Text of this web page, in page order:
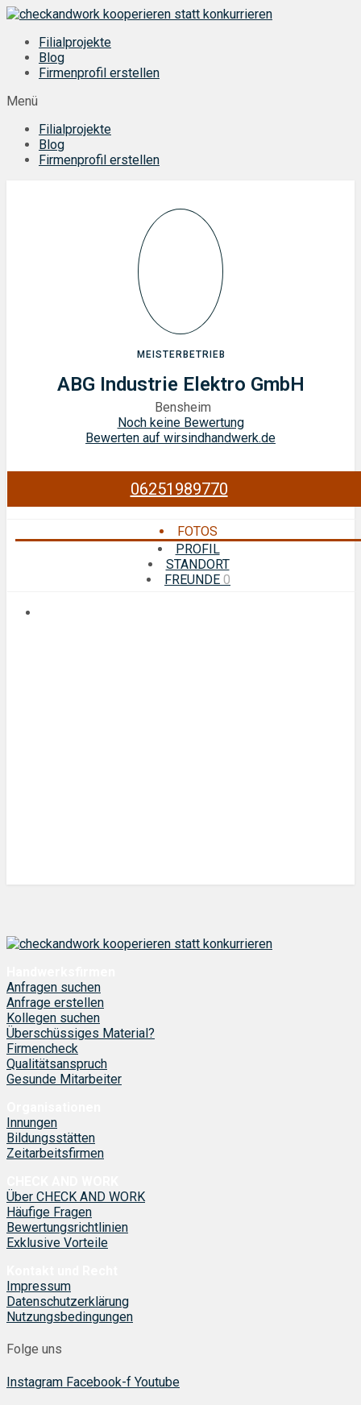
Zum
springenFilialprojekte
Blog
Firmenprofil erstellen
Menü
Filialprojekte
Blog
Firmenprofil erstellen
MEISTERBETRIEB
ABG Industrie Elektro GmbH
Bensheim
Noch keine Bewertung
Bewerten auf wirsindhandwerk.de
06251989770
FOTOS
PROFIL
STANDORT
FREUNDE 0
Anfragen suchen
Anfrage erstellen
Kollegen suchen
Überschüssiges Material?
Firmencheck
Qualitätsanspruch
Gesunde Mitarbeiter
Innungen
Bildungsstätten
Zeitarbeitsfirmen
Über CHECK AND WORK
Häufige Fragen
Bewertungsrichtlinien
Exklusive Vorteile
Impressum
Datenschutzerklärung
Nutzungsbedingungen
Folge uns
Instagram Facebook-f Youtube